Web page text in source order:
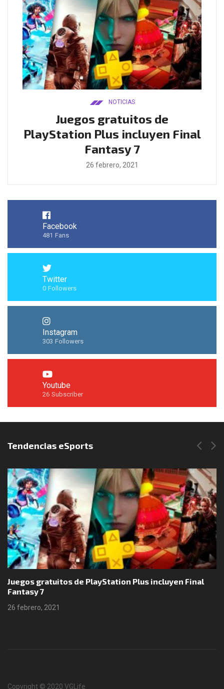
NOTICIAS
Juegos gratuitos de
PlayStation Plus incluyen Final
Fantasy 7
26 febrero, 2021
Facebook
481 Fans
Twitter
0 Followers
Instagram
303 Followers
Youtube
26 Subscriber
Síguenos en Instagram
Tendencias eSports
Juegos gratuitos de PlayStation Plus incluyen Final
Fantasy 7
26 febrero, 2021
Copyright © 2020 VGLife